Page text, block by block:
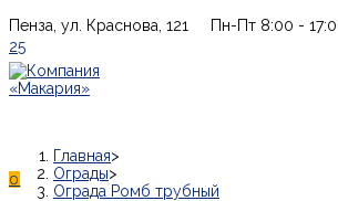
Перейти
к
содержимому
Пенза, ул. Краснова, 121 Пн-Пт 8:00 -
25
0
Главная>
Ограды>
Ограда Ромб трубный